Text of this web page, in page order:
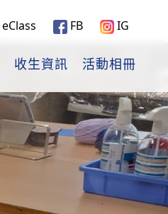
eClass FB IG
收生資訊 活動相冊